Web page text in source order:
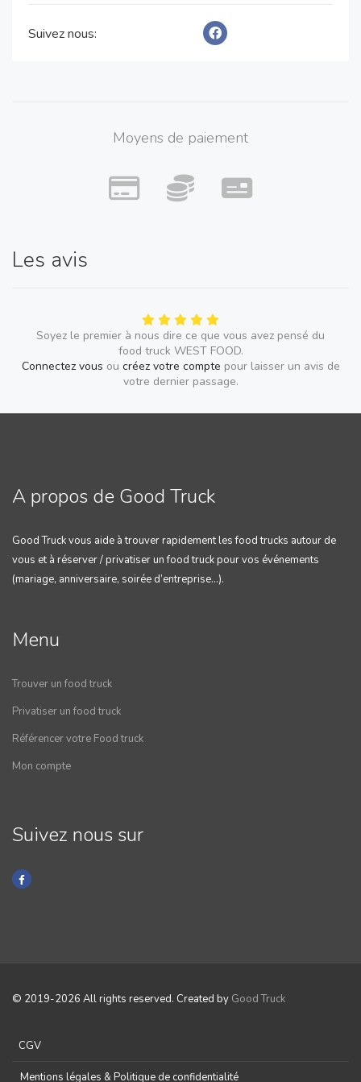
entreprises et peut assurer des évènements jusqu'à 400
personnes. Alors n'hésitez plus, contactez nous pour une
Suivez nous:
Moyens de paiement
Les avis
Soyez le premier à nous dire ce que vous avez pensé du
food truck WEST FOOD.
Connectez vous ou créez votre compte pour laisser un avis de
votre dernier passage.
A propos de Good Truck
Good Truck vous aide à trouver rapidement les food trucks autour de
vous et à réserver / privatiser un food truck pour vos événements
(mariage, anniversaire, soirée d’entreprise…).
Menu
Trouver un food truck
Privatiser un food truck
Référencer votre Food truck
Mon compte
Suivez nous sur
© 2019-2026 All rights reserved. Created by Good Truck
CGV
Mentions légales & Politique de confidentialité